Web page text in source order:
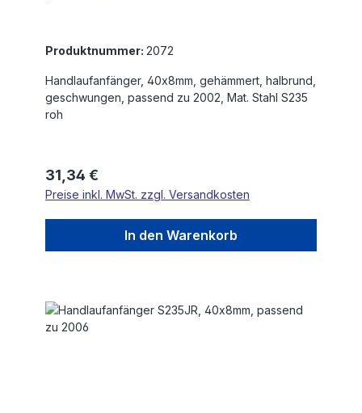
Produktnummer: 2072
Handlaufanfänger, 40x8mm, gehämmert, halbrund,
geschwungen, passend zu 2002, Mat. Stahl S235
roh
Regulärer Preis:
31,34 €
Preise inkl. MwSt. zzgl. Versandkosten
In den Warenkorb